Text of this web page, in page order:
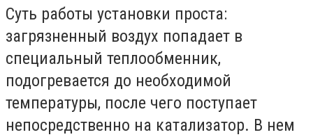
Суть работы установки проста:
загрязненный воздух попадает в
специальный теплообменник,
подогревается до необходимой
температуры, после чего поступает
непосредственно на катализатор. В нем